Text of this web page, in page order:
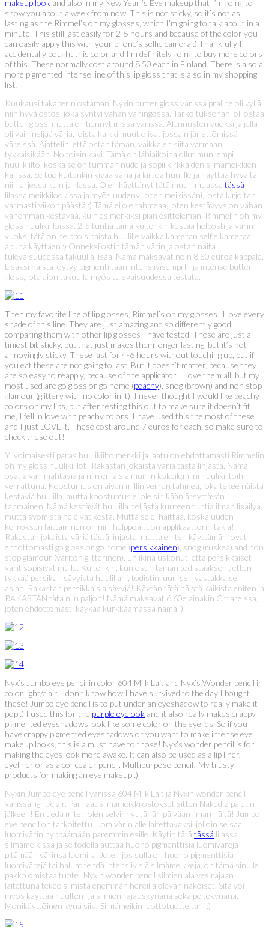
makeup look and also in my New Year ’s Eve makeup that I’m going to
show you about a week from now. This is not sticky, so it’s not as
lasting as the Rimmel’s oh my glosses, which I’m going to talk about in a
minute. This still last easily for 2-5 hours and because of the color you
can easily apply this with your phone’s selfie camera :) Thankfully I
accidentally bought this color and I’m definitely going to buy more colors
of this. These normally cost around 8,50 each in Finland. There is also a
more pigmented intense line of this lip gloss that is also in my shopping
list!
Kuukausi takaperin ostamani Nyxin butter gloss värissä praline oli kyllä
niin hyvä ostos, joka syntyi vähän vahingossa. Tarkoituksenani oli ostaa
butter gloss, mutta en tiennyt missä värissä. Alennusten vuoksi jäljellä
oli vain neljää väriä, joista kaikki muut olivat jossain järjettömissä
väreissä. Ajattelin, että ostan tämän, vaikka en siitä varmaan
tykkäisikään. No toisin kävi. Tämä on lähiaikoina ollut mun lempi
huulikiilto, koska se on tumman nude ja sopii kirkkaiden silmämeikkien
kanssa. Se tuo kuitenkin kivaa väriä ja kiiltoa huulille ja näyttää hyvältä
niin arjessa kuin juhlassa. Olen käyttänyt tätä muun muassa tässä
lilassa meikkilookissa ja myös uudenvuoden meikissäni, josta kirjoitan
varmasti viikon päästä :) Tämä ei ole tahmeaa, joten kestävyys on vähän
vähemmän kestävää, kuin esimerkiksi pian esittelemäni Rimmelin oh my
gloss huulikiilloissa. 2-5 tuntia tämä kuitenkin kestää helposti ja värin
vuoksi tätä on helppo sipaista huulille vaikka kameran selfie kameraa
apuna käyttäen :) Onneksi ostin tämän värin ja ostan näitä
tulevaisuudessa takuulla lisää. Nämä maksavat noin 8,50 euroa kappale.
Lisäksi näistä löytyy pigmentiltään intensiivisempi linja intense butter
gloss, jota aion takuulla myös tulevaisuudessa testata.
Then my favorite line of lip glosses, Rimmel’s oh my glosses! I love every
shade of this line. They are just amazing and so differently good
comparing them with other lip glosses I have tested. These are just a
tiniest bit sticky, but that just makes them longer lasting, but it’s not
annoyingly sticky. These last for 4-6 hours without touching up, but if
you eat these are not going to last. But it doesn’t matter, because they
are so easy to reapply, because of the applicator! I love them all, but my
most used are go gloss or go home (peachy), snog (brown) and non stop
glamour (glittery with no color in it). I never thought I would like peachy
colors on my lips, but after testing this out to make sure it doesn’t fit
me, I fell in love with peachy colors. I have used this the most of these
and I just LOVE it. These cost around 7 euros for each, so make sure to
check these out!
Ylivoimaisesti paras huulikiilto merkki ja laatu on ehdottamasti Rimmelin
oh my gloss huulikiillot! Rakastan jokaista väriä tästä linjasta. Nämä
ovat aivan mahtavia ja niin erilaisia muihin kokeilemiini huulikiiltoihin
verrattuna. Koostumus on aivan millin verran tahmea, joka tekee näistä
kestäviä huulilla, mutta koostumus ei ole siltikään ärsyttävän
tahmainen. Nämä kestävät huulilla neljästä kuuteen tuntia ilman lisäilyä,
mutta syömistä ne eivät kestä. Mutta se ei haittaa, koska uuden
kerroksen laittaminen on niin helppoa tuon applikaattorin takia!
Rakastan jokaista väriä tästä linjasta, mutta eniten käyttämäni ovat
ehdottomasti go gloss or go home (persikkainen), snog (ruskea) and non
stop glamour (väritön glitterinen). En ikinä uskonut, että persikkaiset
värit sopisivat mulle. Kuitenkin, kun ostin tämän todistaakseni, etten
tykkää persikan sävyistä huulillani, todistin juuri sen vastakkaisen
asian. Rakastan persikkaisia sävyjä! Käytän tätä näistä kaikista eniten ja
RAKASTAN tätä niin paljon! Nämä maksavat 6,60e ainakin Cittareissa,
joten ehdottomasti käykää kurkkaamassa nämä :)
Nyx’s Jumbo eye pencil in color 604 Milk Lait and Nyx’s Wonder pencil in
color light/clair. I don’t know how I have survived to the day I bought
these! Jumbo eye pencil is to put under an eyeshadow to really make it
pop :) I used this for the purple eyelook and it also really makes crappy
pigmented eyeshadows look like some color on the eyelids. So if you
have crappy pigmented eyeshadows or you want to make intense eye
makeup looks, this is a must have to those! Nyx’s wonder pencil is for
making the eyes look more awake. It can also be used as a lip liner,
eyeliner or as a concealer pencil. Multipurpose pencil! My trusty
products for making an eye makeup :)
Nyxin Jumbo eye pencil värissä 604 Milk Lait ja Nyxin wonder pencil
värissä light/clair. Parhaat silmämeikki ostokset sitten Naked 2 paletin
jälkeen! En tiedä miten olen selvinnyt tähän päivään ilman näitä! Jumbo
eye pencil on tarkoitettu luomivärin alle laitettavaksi, jolloin se saa
luomivärin hyppäämään paremmin esille. Käytin tätä tässä lilassa
silmämeikissä ja se todella auttaa huono pigmenttisiä luomivärejä
pitämään värinsä luomilla. Joten jos sulla on huono pigmenttisiä
luomivärejä tai haluat tehdä intensiivisiä silmämeikkejä, on tämä sinulle
pakko omistaa tuote! Nyxin wonder pencil silmien ala vesirajaan
laitettuna tekee silmistä enemmän hereillä olevan näköiset. Sitä voi
myös käyttää huulten- ja silmien rajauskynänä sekä peitekynänä.
Monikäyttöinen kynä siis! Silmämeikin luottotuotteitani :)